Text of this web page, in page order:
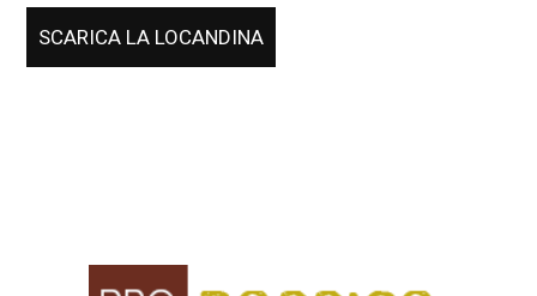
SCARICA LA LOCANDINA